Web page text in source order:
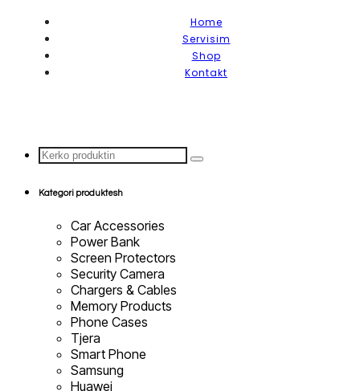
Home
Servisim
Shop
Kontakt
Search
...
Kategori produktesh
Car Accessories
Power Bank
Screen Protectors
Security Camera
Chargers & Cables
Memory Products
Phone Cases
Tjera
Smart Phone
Samsung
Huawei